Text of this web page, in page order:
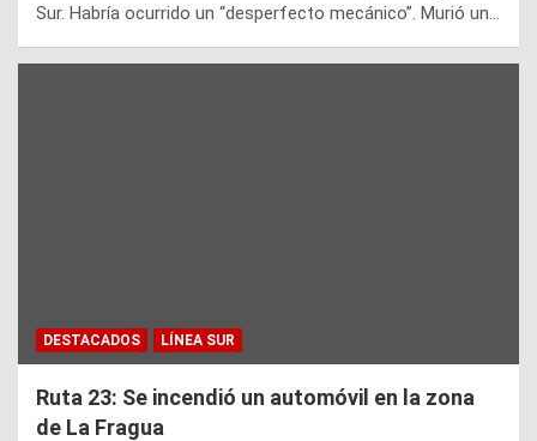
Sur. Habría ocurrido un “desperfecto mecánico”. Murió un…
DESTACADOS LÍNEA SUR
Ruta 23: Se incendió un automóvil en la zona
de La Fragua